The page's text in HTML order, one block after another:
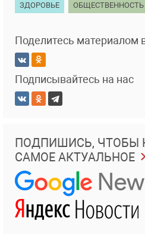
ЗДОРОВЬЕ ОБЩЕСТВЕННОСТЬ
Поделитесь материалом
Подписывайтесь на нас
ПОДПИШИСЬ, ЧТОБЫ
САМОЕ АКТУАЛЬНОЕ